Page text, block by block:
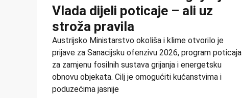
Vlada dijeli poticaje – ali uz
stroža pravila
Austrijsko Ministarstvo okoliša i klime otvorilo je
prijave za Sanacijsku ofenzivu 2026, program poticaja
za zamjenu fosilnih sustava grijanja i energetsku
obnovu objekata. Cilj je omogućiti kućanstvima i
poduzećima jasnije